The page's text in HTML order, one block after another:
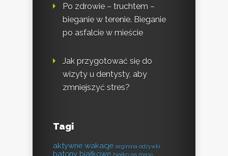
Po zdrowie – truchtem –
bieganie w terenie. Bieganie
po asfalcie w mieście
Jak przygotować się do
wizyty u dentysty, aby
zmniejszyć stres?
Tagi
aktywne wakacje arginina odżywki
batony białkowe białko na masę